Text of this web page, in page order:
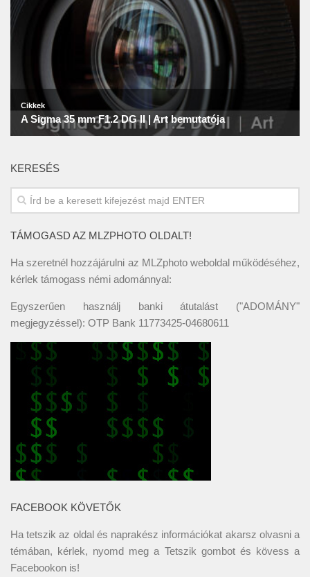
KERESÉS
TÁMOGASD AZ MLZPHOTO OLDALT!
Ha szeretnél hozzájárulni az MLZphoto weboldal működéséhez,
kérlek támogass némi adománnyal:
Egyszerűen használj banki átutalást ("ADOMÁNY"
megjegyzéssel): OTP Bank 11773425-04680611
FACEBOOK KÖVETŐK
Ha tetszik az oldal és naprakész információkat akarsz olvasni a
témában, kérlek, nyomd meg a Tetszik gombot és kövess a
Facebookon is!